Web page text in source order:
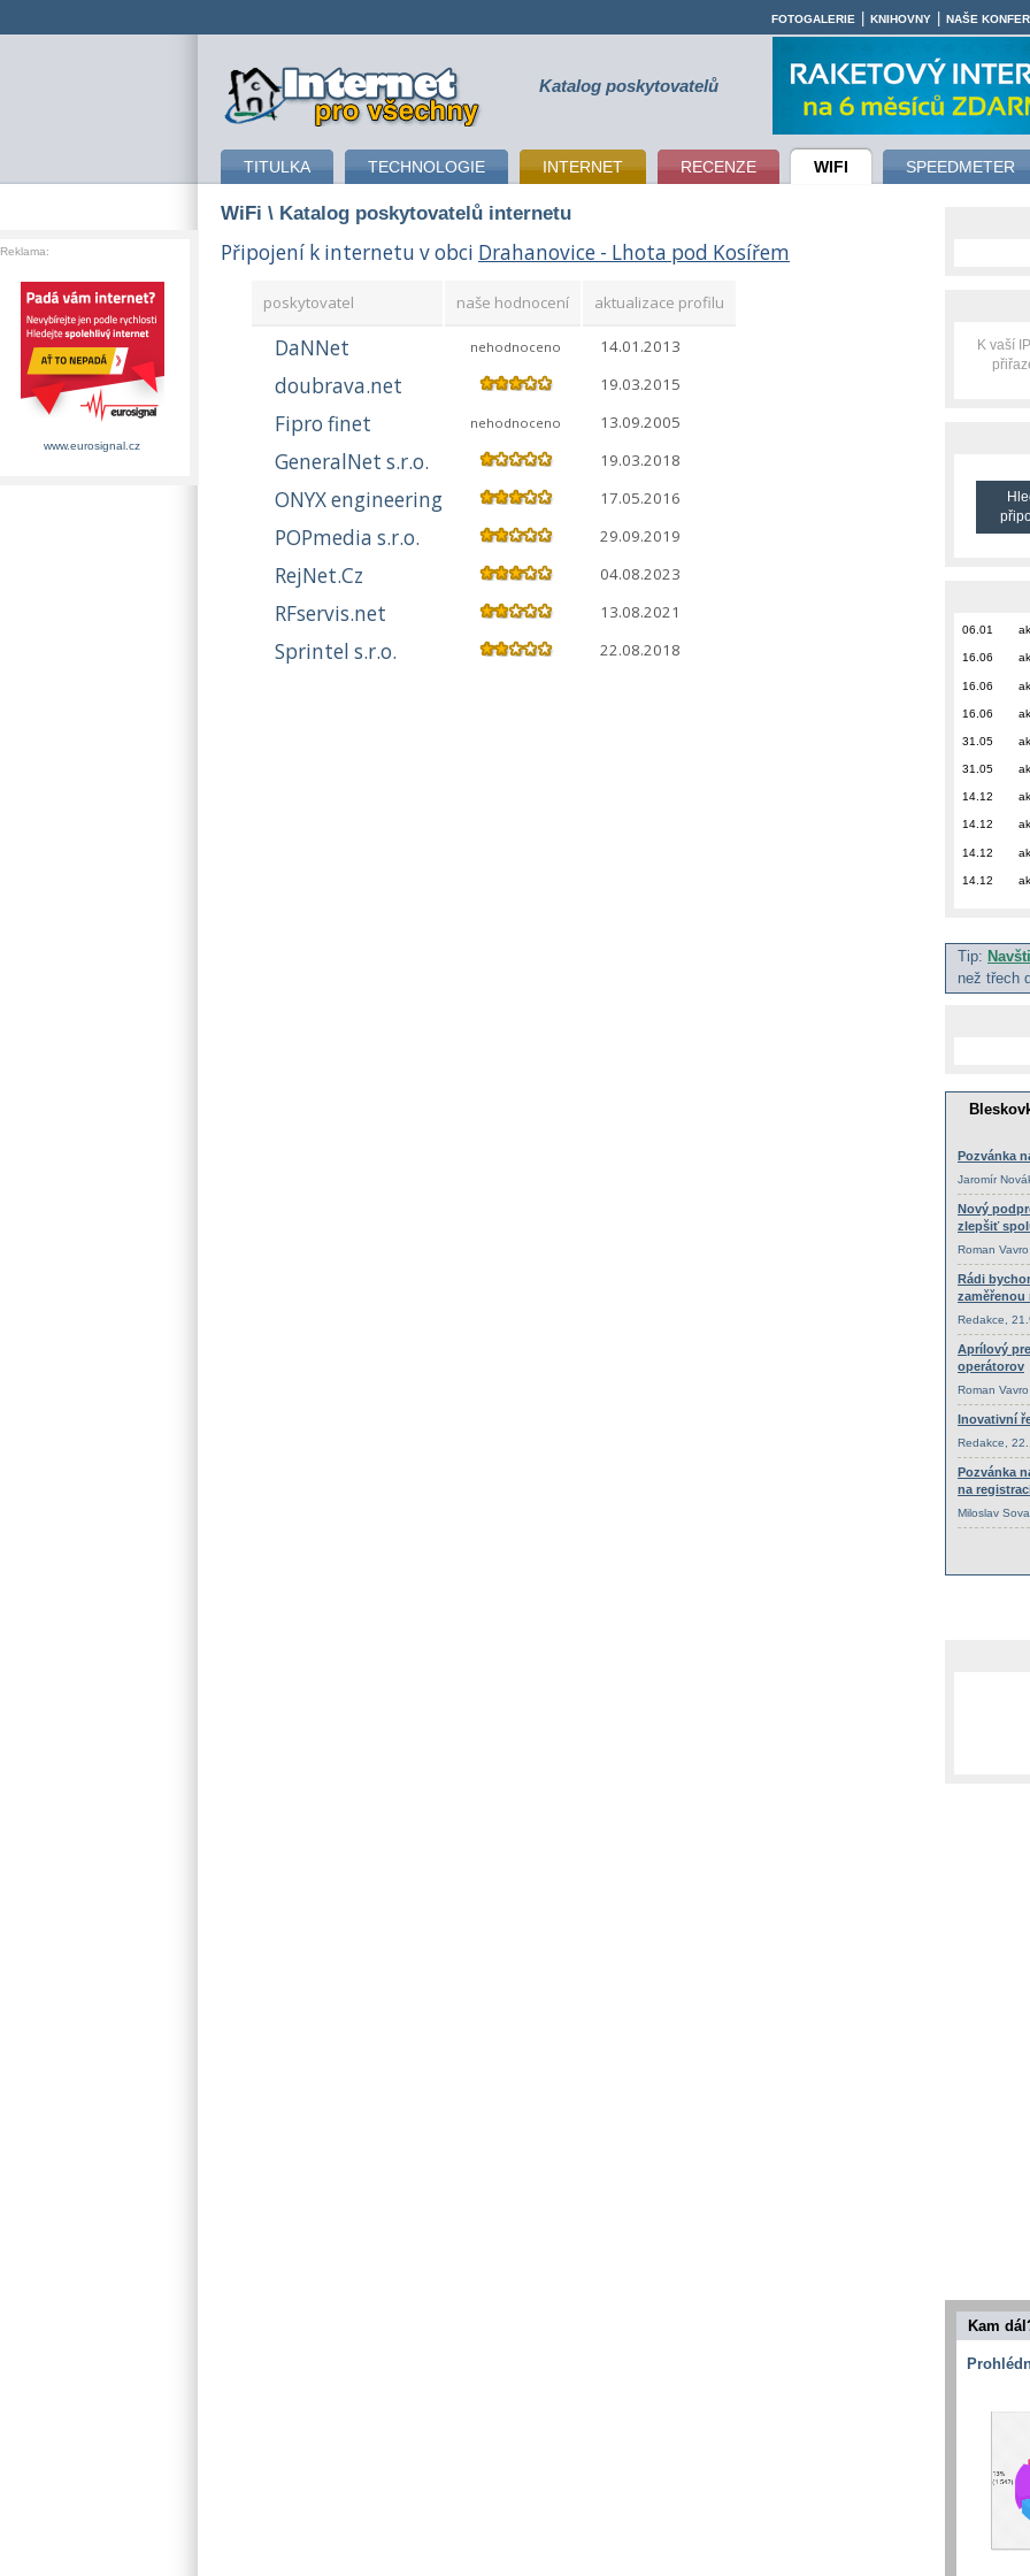
připojení k internetu Katalog poskytovatelů
TITULKA TECHNOLOGIE INTERNET RECENZE WIFI SPEEDMETER
FOTOGALERIE KNIHOVNY NAŠE
WiFi \ Katalog poskytovatelů internetu
Připojení k internetu v obci Drahanovice - Lhota pod Kosířem
poskytovatel naše hodnocení aktualizace profilu
DaNNet nehodnoceno 14.01.2013
doubrava.net 19.03.2015
Fipro finet nehodnoceno 13.09.2005
GeneralNet s.r.o. 19.03.2018
ONYX engineering 17.05.2016
POPmedia s.r.o. 29.09.2019
RejNet.Cz 04.08.2023
RFservis.net 13.08.2021
Sprintel s.r.o. 22.08.2018
K vaší
06.01
16.06
16.06
16.06
31.05
31.05
14.12
14.12
14.12
14.12
Tip:
než třech
Kam
Reklama:
www.eurosignal.cz